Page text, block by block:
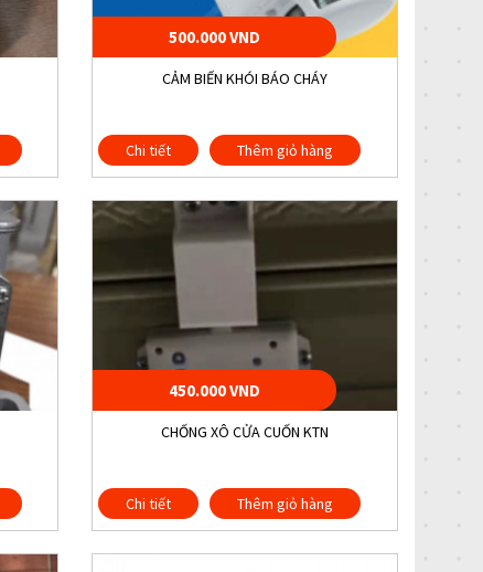
500.000 VND
CẢM BIẾN KHÓI BÁO CHÁY
Chi tiết Thêm giỏ hàng
450.000 VND
CHỐNG XÔ CỬA CUỐN KTN
Chi tiết Thêm giỏ hàng